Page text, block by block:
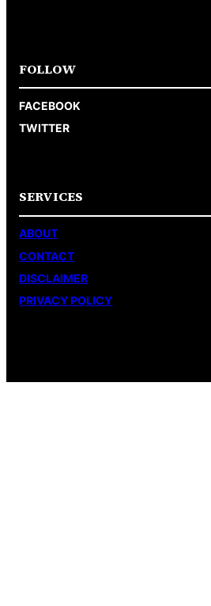
FOLLOW
FACEBOOK
TWITTER
SERVICES
ABOUT
CONTACT
DISCLAIMER
PRIVACY POLICY